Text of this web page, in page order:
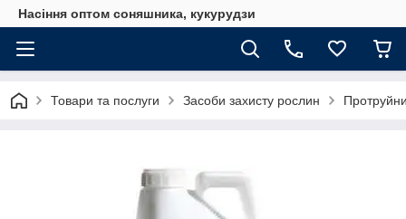
Насіння оптом соняшника, кукурудзи
Товари та послуги Засоби захисту рослин